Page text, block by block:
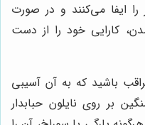
را ایفا می‌کنند و در صورت
کارایی خود را از دست
باشید که به آن آسیبی
بر روی نایلون حبابدار